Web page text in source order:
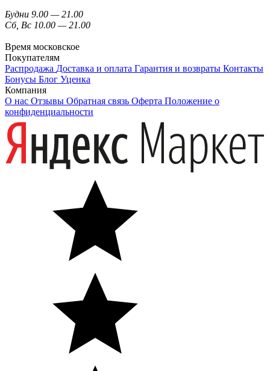
Будни 9.00 — 21.00
Сб, Вс 10.00 — 21.00
Время московское
Покупателям
Распродажа Доставка и оплата Гарантия и возвраты Контакты
Бонусы Блог Уценка
Компания
О нас Отзывы Обратная связь Оферта Положение о
конфиденциальности